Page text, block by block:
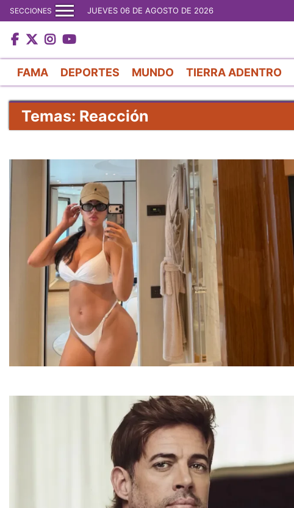
SECCIONES JUEVES 06 DE AGOSTO DE 2026
FAMA DEPORTES MUNDO TIERRA ADENTRO
Temas: Reacción